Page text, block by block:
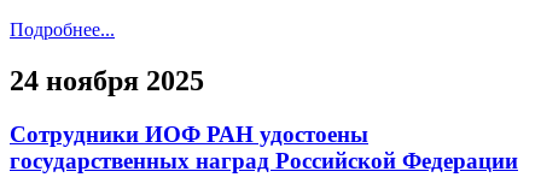
Подробнее...
24 ноября 2025
Сотрудники ИОФ РАН удостоены
государственных наград Российской Федерации